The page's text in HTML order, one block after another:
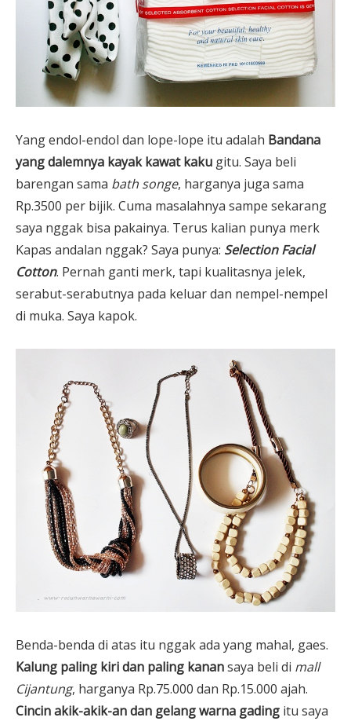
Yang endol-endol dan lope-lope itu adalah Bandana
yang dalemnya kayak kawat kaku gitu. Saya beli
barengan sama bath songe, harganya juga sama
Rp.3500 per bijik. Cuma masalahnya sampe sekarang
saya nggak bisa pakainya. Terus kalian punya merk
Kapas andalan nggak? Saya punya: Selection Facial
Cotton. Pernah ganti merk, tapi kualitasnya jelek,
serabut-serabutnya pada keluar dan nempel-nempel
di muka. Saya kapok.
Benda-benda di atas itu nggak ada yang mahal, gaes.
Kalung paling kiri dan paling kanansaya beli di mall
Cijantung, harganya Rp.75.000 dan Rp.15.000 ajah.
Cincin akik-akik-an dan gelang warna gading itu saya